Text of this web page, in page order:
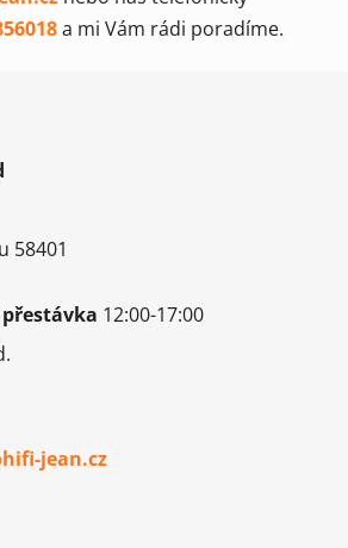
c
s
a mi Vám rádi poradíme.
58401
přestávka 12:00-17:00
jean.cz